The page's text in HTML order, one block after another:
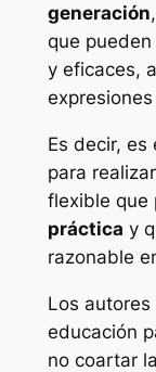
generación,
que
y eficaces,
Es decir, es
para
flexible que
práctica y
razonable
Los
educación
no coartar